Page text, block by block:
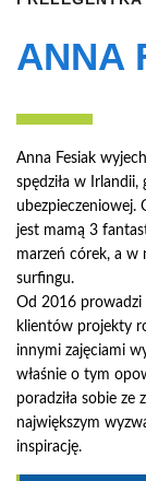
ANNA
Anna Fesiak
spędziła w Irlandii,
ubezpieczeniowej.
jest mamą 3
marzeń córek, a w
surfingu.
Od 2016 prowadzi
klientów projekty
innymi zajęciami
właśnie o tym
poradziła sobie ze
największym
inspirację.